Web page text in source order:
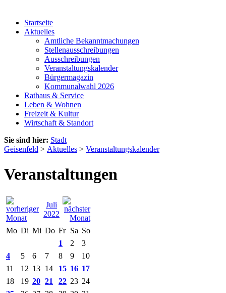
Startseite
Aktuelles
Amtliche Bekanntmachungen
Stellenausschreibungen
Ausschreibungen
Veranstaltungskalender
Bürgermagazin
Kommunalwahl 2026
Rathaus & Service
Leben & Wohnen
Freizeit & Kultur
Wirtschaft & Standort
Sie sind hier: Stadt
Geisenfeld > Aktuelles > Veranstaltungskalender
Veranstaltungen
Juli
2022
Mo Di Mi Do Fr Sa So
1
2
3
4
5 6 7 8 9
10
11
12 13 14 15 16 17
18
19 20 21 22 23 24